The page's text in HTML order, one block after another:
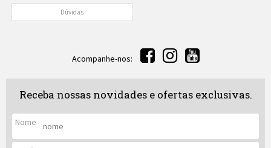
Dúvidas
Acompanhe-nos:
Receba nossas novidades e ofertas exclusivas.
Nome